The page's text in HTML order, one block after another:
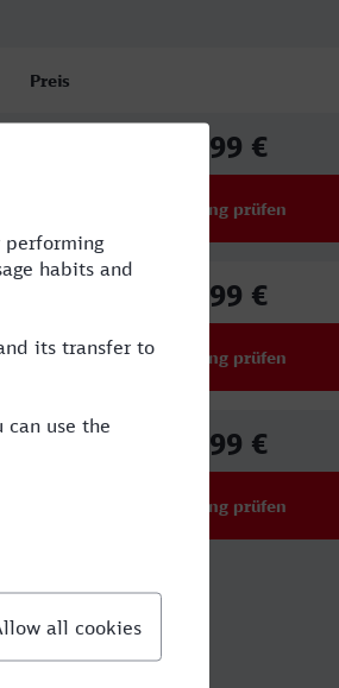
Preis
43,99 €
Verbindung prüfen
36,99 €
Verbindung prüfen
42,99 €
Verbindung prüfen